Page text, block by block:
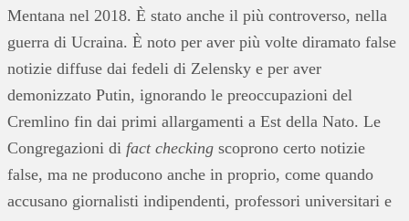
Mentana nel 2018. È stato anche il più controverso, nella
guerra di Ucraina. È noto per aver più volte diramato false
notizie diffuse dai fedeli di Zelensky e per aver
demonizzato Putin, ignorando le preoccupazioni del
Cremlino fin dai primi allargamenti a Est della Nato. Le
Congregazioni di fact checking scoprono certo notizie
false, ma ne producono anche in proprio, come quando
accusano giornalisti indipendenti, professori universitari e